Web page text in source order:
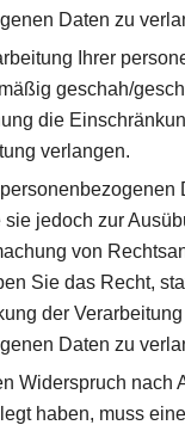
Daten zu
Ihrer
geschah/
die
verlangen.
sie jedoch zur
von
Sie das Recht,
der
Daten zu
Widerspruch nach
haben, muss